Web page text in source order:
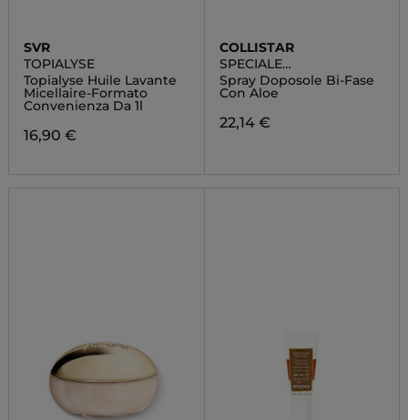
SVR
TOPIALYSE
Topialyse Huile Lavante
Micellaire-Formato
Convenienza Da 1l
16,90 €
COLLISTAR
SPECIALE
ABBRONZATURA
PERFETTA
Spray Doposole Bi-Fase
Con Aloe
22,14 €